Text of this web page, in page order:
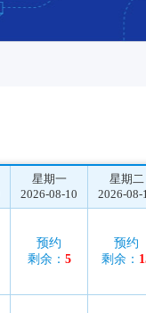
星期一
2026-08-10
星期二
2026-08-
预约
剩余： 5
预约
剩余：